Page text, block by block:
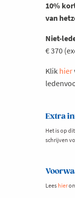
10%
van
Niet-
€ 370
Klik hier
Extra
Het is op
schrijven
Lees hier